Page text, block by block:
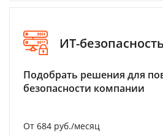
ИТ-
Подобрать решения для
безопасности компании
От 684 руб./месяц